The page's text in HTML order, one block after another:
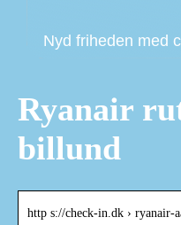
Nyd friheden med
Ryanair
billund
http s://check-in.dk › ryanair-